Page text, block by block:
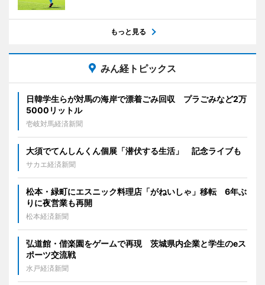
もっと見る
みん経トピックス
日韓学生らが対馬の海岸で漂着ごみ回収 プラごみなど2万
5000リットル
壱岐対馬経済新聞
大須でてんしんくん個展「潜伏する生活」 記念ライブも
サカエ経済新聞
松本・緑町にエスニック料理店「がねいしゃ」移転 6年ぶ
りに夜営業も再開
松本経済新聞
弘道館・偕楽園をゲームで再現 茨城県内企業と学生のeス
ポーツ交流戦
水戸経済新聞